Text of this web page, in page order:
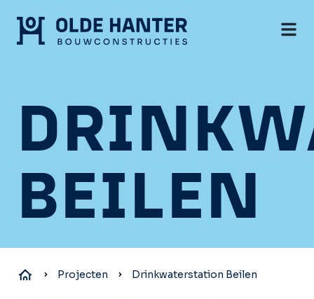
BEILEN
Projecten Drinkwaterstation Beilen